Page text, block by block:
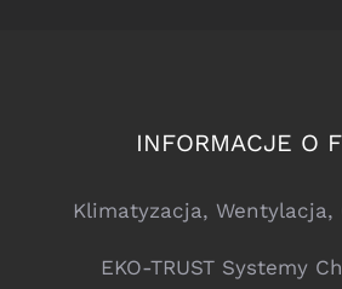
INFORMACJE O
Klimatyzacja, Wentylacja,
EKO-TRUST Systemy